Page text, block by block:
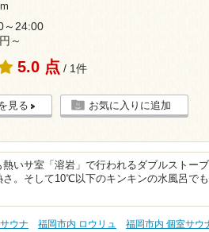
～24:00
～
5.0 点 / 1件
見る お気に入りに追加
いサ室「溶岩」で行われるダブルストー
。そして10℃以下のキンキンの水風呂で
ウナ 福岡市内 ロウリュ 福岡市内 個室サウ